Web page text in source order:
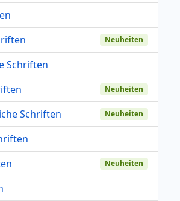
Neuheiten
Schriften
Neuheiten
Schriften Neuheiten
Neuheiten